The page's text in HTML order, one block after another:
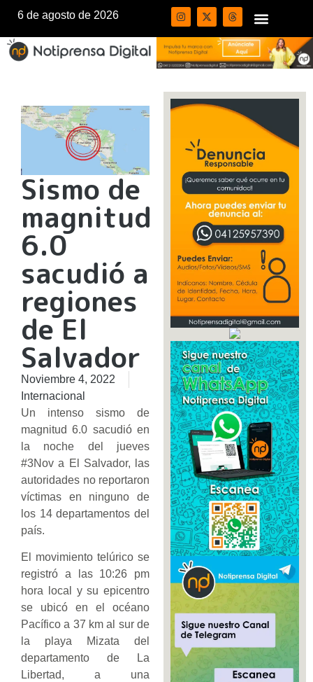
6 de agosto de 2026
Sismo de
magnitud
6.0
sacudió a
regiones
de El
Salvador
Noviembre 4, 2022
Internacional
Un intenso sismo de
magnitud 6.0 sacudió en
la noche del jueves
#3Nov a El Salvador, las
autoridades no reportaron
víctimas en ninguno de
los 14 departamentos del
país.
El movimiento telúrico se
registró a las 10:26 pm
hora local y su epicentro
se ubicó en el océano
Pacífico a 37 km al sur de
la playa Mizata del
departamento de La
Libertad, a una